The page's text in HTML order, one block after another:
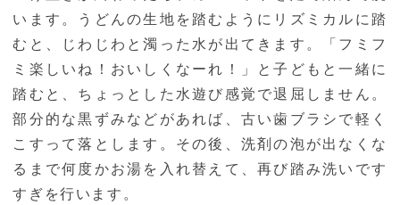
います。うどんの生地を踏むようにリズミカルに踏
むと、じわじわと濁った水が出てきます。「フミフ
ミ楽しいね！おいしくなーれ！」と子どもと一緒に
踏むと、ちょっとした水遊び感覚で退屈しません。
部分的な黒ずみなどがあれば、古い歯ブラシで軽く
こすって落とします。その後、洗剤の泡が出なくな
るまで何度かお湯を入れ替えて、再び踏み洗いです
すぎを行います。